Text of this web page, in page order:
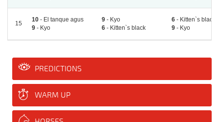
15
10 - El tanque agus
9 - Kyo
9 - Kyo
6 - Kitten`s black
6 - Kitten`s black
9 - Kyo
PREDICTIONS
WARM UP